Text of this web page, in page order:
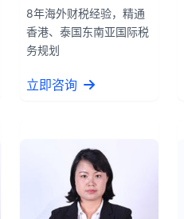
8年海外财税经验，精通
香港、泰国东南亚国际税
务规划
立即咨询